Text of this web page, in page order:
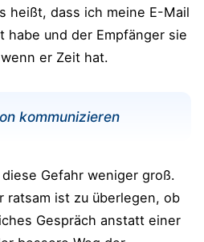
Vorlagen
– die E-Mail No-
Leserinnen und -
schreiben – die 14 Tipps
für den Einsatz
heißt, dass ich meine E-Mail
habe und der Empfänger sie
er Zeit hat.
kommunizieren
Gefahr weniger groß.
ratsam ist zu überlegen, ob
Gespräch anstatt einer